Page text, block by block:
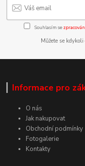
Souhlasím se
Můžete se
Informace pro
O nás
Jak nakupovat
Obchodní podmínky
Fotogalerie
Kontakty